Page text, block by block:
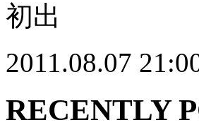
初出
2011.08.07
RECENTLY